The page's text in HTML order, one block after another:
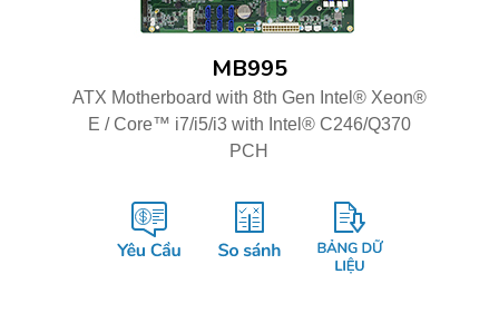
MB995
ATX Motherboard with 8th Gen Intel® Xeon®
E / Core™ i7/i5/i3 with Intel® C246/Q370
PCH